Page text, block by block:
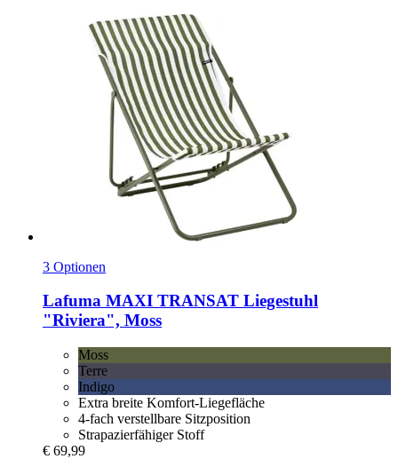
3 Optionen
Lafuma MAXI TRANSAT Liegestuhl
"Riviera", Moss
Moss
Terre
Indigo
Extra breite Komfort-Liegefläche
4-fach verstellbare Sitzposition
Strapazierfähiger Stoff
€ 69,99